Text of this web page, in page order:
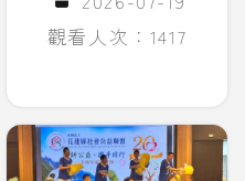
觀看人次：1417